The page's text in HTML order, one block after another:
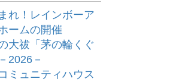
れ！レインボーア
ームの開催
大祓「茅の輪くぐ
2026－
ミュニティハウス